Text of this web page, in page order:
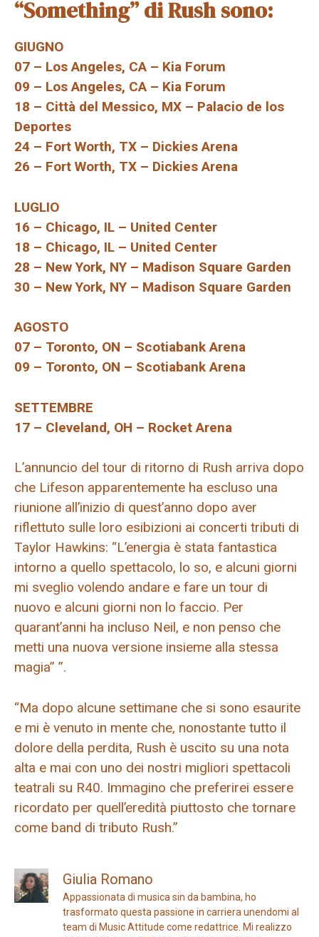
“Something” di Rush sono:
GIUGNO
07 – Los Angeles, CA – Kia Forum
09 – Los Angeles, CA – Kia Forum
18 – Città del Messico, MX – Palacio de los
Deportes
24 – Fort Worth, TX – Dickies Arena
26 – Fort Worth, TX – Dickies Arena
LUGLIO
16 – Chicago, IL – United Center
18 – Chicago, IL – United Center
28 – New York, NY – Madison Square Garden
30 – New York, NY – Madison Square Garden
AGOSTO
07 – Toronto, ON – Scotiabank Arena
09 – Toronto, ON – Scotiabank Arena
SETTEMBRE
17 – Cleveland, OH – Rocket Arena
L’annuncio del tour di ritorno di Rush arriva dopo
che Lifeson apparentemente ha escluso una
riunione all’inizio di quest’anno dopo aver
riflettuto sulle loro esibizioni ai concerti tributi di
Taylor Hawkins: “L’energia è stata fantastica
intorno a quello spettacolo, lo so, e alcuni giorni
mi sveglio volendo andare e fare un tour di
nuovo e alcuni giorni non lo faccio. Per
quarant’anni ha incluso Neil, e non penso che
metti una nuova versione insieme alla stessa
magia” ”.
“Ma dopo alcune settimane che si sono esaurite
e mi è venuto in mente che, nonostante tutto il
dolore della perdita, Rush è uscito su una nota
alta e mai con uno dei nostri migliori spettacoli
teatrali su R40. Immagino che preferirei essere
ricordato per quell’eredità piuttosto che tornare
come band di tributo Rush.”
Giulia Romano
Appassionata di musica sin da bambina, ho
trasformato questa passione in carriera unendomi al
team di Music Attitude come redattrice. Mi realizzo